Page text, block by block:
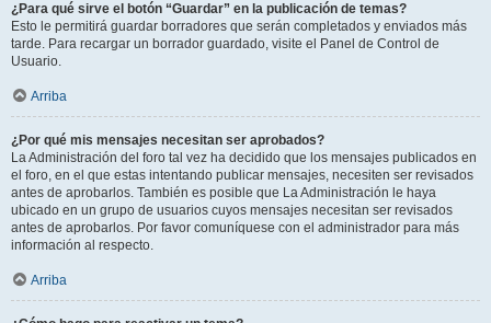
¿Para qué sirve el botón “Guardar” en la publicación de temas?
Esto le permitirá guardar borradores que serán completados y enviados más
tarde. Para recargar un borrador guardado, visite el Panel de Control de
Usuario.
Arriba
¿Por qué mis mensajes necesitan ser aprobados?
La Administración del foro tal vez ha decidido que los mensajes publicados en
el foro, en el que estas intentando publicar mensajes, necesiten ser revisados
antes de aprobarlos. También es posible que La Administración le haya
ubicado en un grupo de usuarios cuyos mensajes necesitan ser revisados
antes de aprobarlos. Por favor comuníquese con el administrador para más
información al respecto.
Arriba